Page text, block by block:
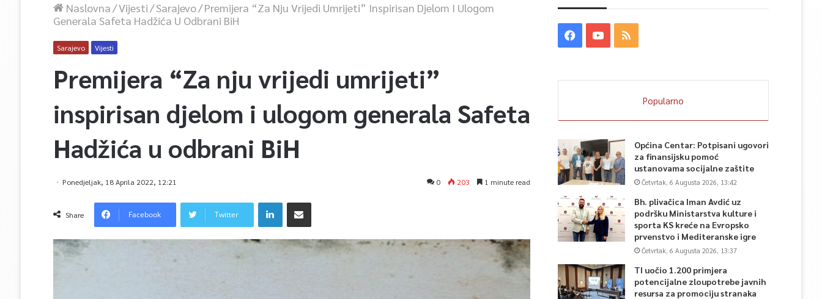
Naslovna/Vijesti/Sarajevo/Premijera “Za Nju Vrijedi Umrijeti” Inspirisan Djelom I Ulogom
Generala Safeta Hadžića U Odbrani BiH
Sarajevo Vijesti
Premijera “Za nju vrijedi umrijeti”
inspirisan djelom i ulogom generala Safeta
Hadžića u odbrani BiH
Ponedjeljak, 18 Aprila 2022, 12:21 0 203 1 minute read
Share Facebook Twitter
Popularno
Općina Centar: Potpisani ugovori
za finansijsku pomoć
ustanovama socijalne zaštite
Četvrtak, 6 Augusta 2026, 13:42
Bh. plivačica Iman Avdić uz
podršku Ministarstva kulture i
sporta KS kreće na Evropsko
prvenstvo i Mediteranske igre
Četvrtak, 6 Augusta 2026, 13:37
TI uočio 1.200 primjera
potencijalne zloupotrebe javnih
resursa za promociju stranaka